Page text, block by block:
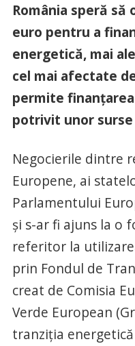
România speră
euro pentru a
energetică, mai
cel mai afectate
permite
potrivit unor
Negocierile dintre
Europene, ai
Parlamentului
și s-ar fi ajuns la o
referitor la
prin Fondul de
creat de Comisia
Verde European
tranziția